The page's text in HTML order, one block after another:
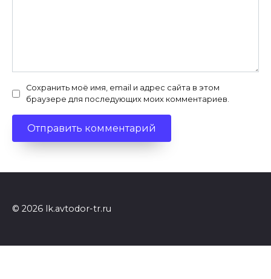
Сохранить моё имя, email и адрес сайта в этом
браузере для последующих моих комментариев.
© 2026 lk.avtodor-tr.ru